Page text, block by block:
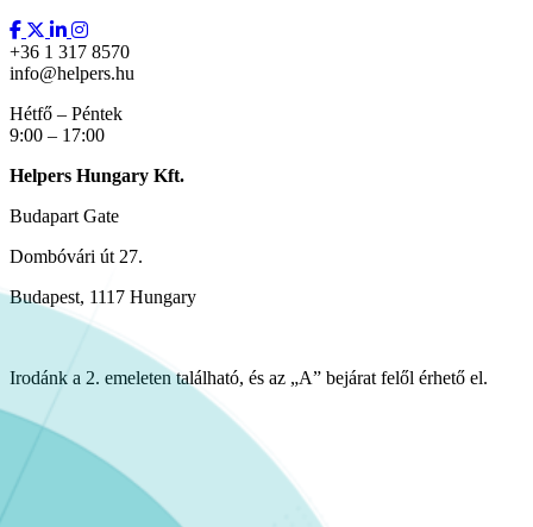
+36 1 317 8570
info@helpers.hu
Hétfő – Péntek
9:00 – 17:00
Helpers Hungary Kft.
Budapart Gate
Dombóvári út 27.
Budapest, 1117 Hungary
Irodánk a 2. emeleten található, és az „A” bejárat felől érhető el.